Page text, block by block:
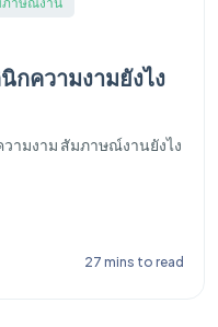
าม
ำคลินิกความงาม
ข้อมูลในการประกาศรับ
งชัด เคลียร์ และถูกต้อง มี
21 mins to read